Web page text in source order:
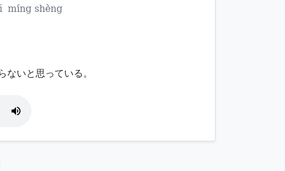
míng shèng
いと思っている。